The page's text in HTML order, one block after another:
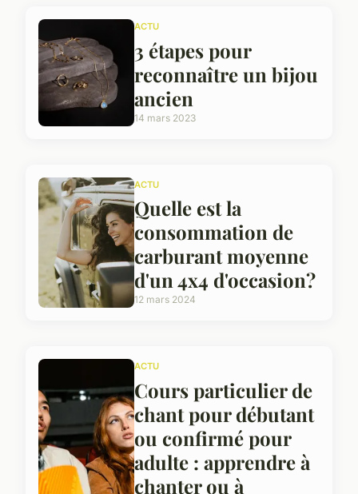
ACTU
3 étapes pour
reconnaître un bijou
ancien
14 mars 2023
ACTU
Quelle est la
consommation de
carburant moyenne
d'un 4x4 d'occasion?
12 mars 2024
ACTU
Cours particulier de
chant pour débutant
ou confirmé pour
adulte : apprendre à
chanter ou à